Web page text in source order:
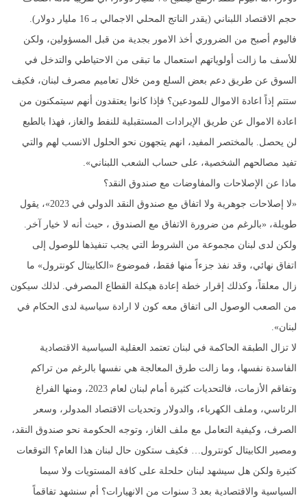
حجم الاقتصاد اللبناني (يقدر الناتج المحلي الاجمالي بـ 16 مليار دولار).
فاليوم أصبح من الضروري أخذ الامور بجدية من قبل المسؤولين، ولكن
للأسف ما زالت أولوياتهم استعمال ما تبقى من الاحتياطي والتدخل في
السوق عن طريق دعم بعض السلع ومن خلال تعاميم مصرف لبنان، فكيف
ستتم إذاً اعادة الاموال للمودعين؟ فإذا كانوا يعتقدون أنهم سيتمكنون من
اعادة الاموال عن طريق الإيرادات المستقبلية للنفط والغاز، فهذا بالطبع
لن يحصل. بالمختصر المفيد، انهم يتجهون نحو الحلول الانسب لهم والتي
تفيد مصالحهم الشخصية، على حساب الشعب اللبناني».
ماذا عن الإصلاحات والمفاوضات مع صندوق النقد؟
«لا إصلاحات جوهرية ولا اتفاق مع صندوق النقد الدولي في 2023»، يقول
طويلة، «بالرغم من ضرورة الاتفاق مع الصندوق ، حيث أنه لا خيار آخر.
ولكن لدى لبنان مجموعة من الشروط التي يجب تنفيذها للوصول إلى
اتفاق نهائي، وقد نفذ جزءاً منها فقط، فموضوع «الكابيتال كونترول» ما
زال معلقاً، وكذلك إقرار خطة إعادة هيكلة القطاع المصرفي. لذلك سيكون
من الصعب الوصول الى اتفاق معه كون لا ارادة سياسية لدى الحكام في
لبنان».
لا تزال الطبقة الحاكمة في لبنان تعتمد العقلية السياسية الاقتصادية
الفاسدة نفسها، وما زالت طرق المعالجة هي نفسها بالرغم من تراكم
وتفاقم الأزمات، فالتحديات كثيرة أمام لبنان لعام 2023، ومنها الفراغ
الرئاسي، وملف الكهرباء، والدولار وتحديات الاقتصاد المدولر، وسعر
الصرف، وكيفية التعامل مع ملف الغاز، وتوجه الحكومة نحو صندوق النقد،
ومصير الكابيتال كونترول… فكيف ستكون حال لبنان هذا العام؟ التوقعات
كثيرة ولكن هل سيشهد لبنان حلحلة على كافة المستويات ولا سيما
السياسية والاقتصادية بعد 3 سنوات من الانهيارات؟ أم سنشهد تفاقماً